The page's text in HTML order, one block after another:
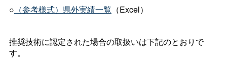
○ （参考様式）県外実績一覧 （Excel）
推奨技術に認定された場合の取扱いは下記のとおりで
す。